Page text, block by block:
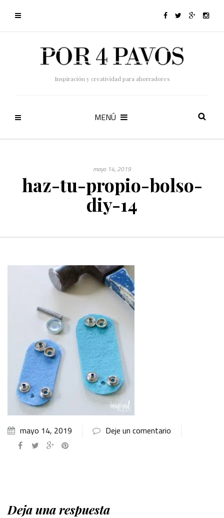
Inspiración y creatividad para ahorradores
MENÚ
mayo 14, 2019
haz-tu-propio-bolso-
diy-14
mayo 14, 2019 Deje un comentario
Deja una respuesta